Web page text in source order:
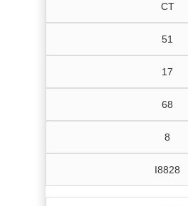
CT
51
17
68
8
I8828